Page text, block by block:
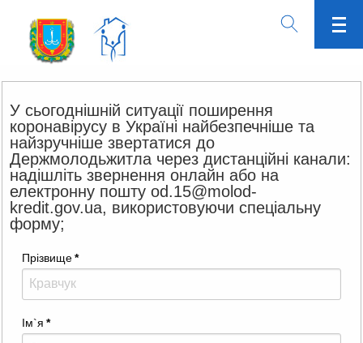
У сьогоднішній ситуації поширення
коронавірусу в Україні найбезпечніше та
найзручніше звертатися до
Держмолодьжитла через дистанційні канали:
надішліть звернення онлайн або на
електронну пошту od.15@molod-
kredit.gov.ua, використовуючи спеціальну
форму;
Прізвище *
Ім`я *